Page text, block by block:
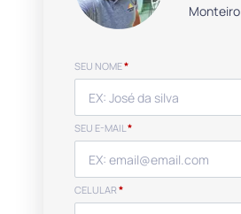
Monteiro
SEU NOME*
SEU E-MAIL*
CELULAR *